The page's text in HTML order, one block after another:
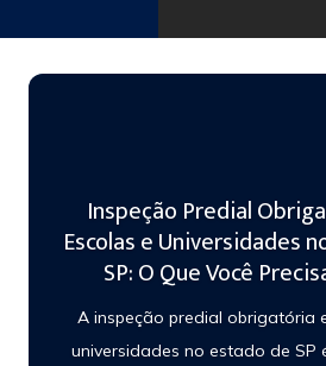
Inspeção Predial
Escolas e Universidades
SP: O Que Você
A inspeção predial obrigatória
universidades no estado de SP